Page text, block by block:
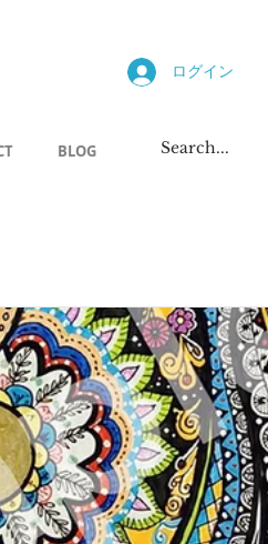
ログイン
BLOG